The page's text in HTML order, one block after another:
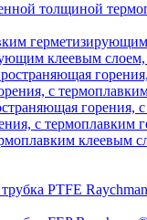
толщиной
клеевым
с
с